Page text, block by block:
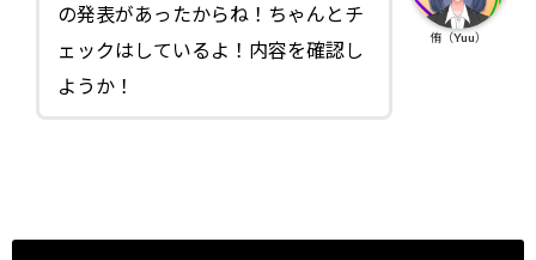
の発表があったからね！ちゃんとチ
ェックはしているよ！内容を確認し
ようか！
侑（Yuu）